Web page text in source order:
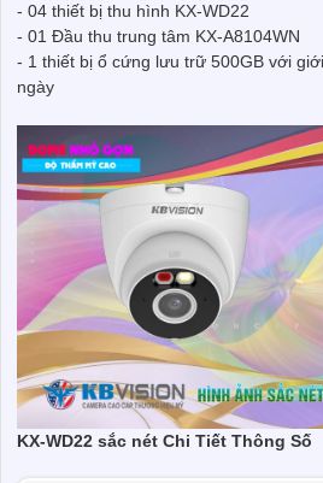
- 04 thiết bị thu hình KX-WD22
- 01 Đầu thu trung tâm KX-A8104WN
- 1 thiết bị ổ cứng lưu trữ 500GB với
ngày
KX-WD22 sắc nét Chi Tiết Thông Số